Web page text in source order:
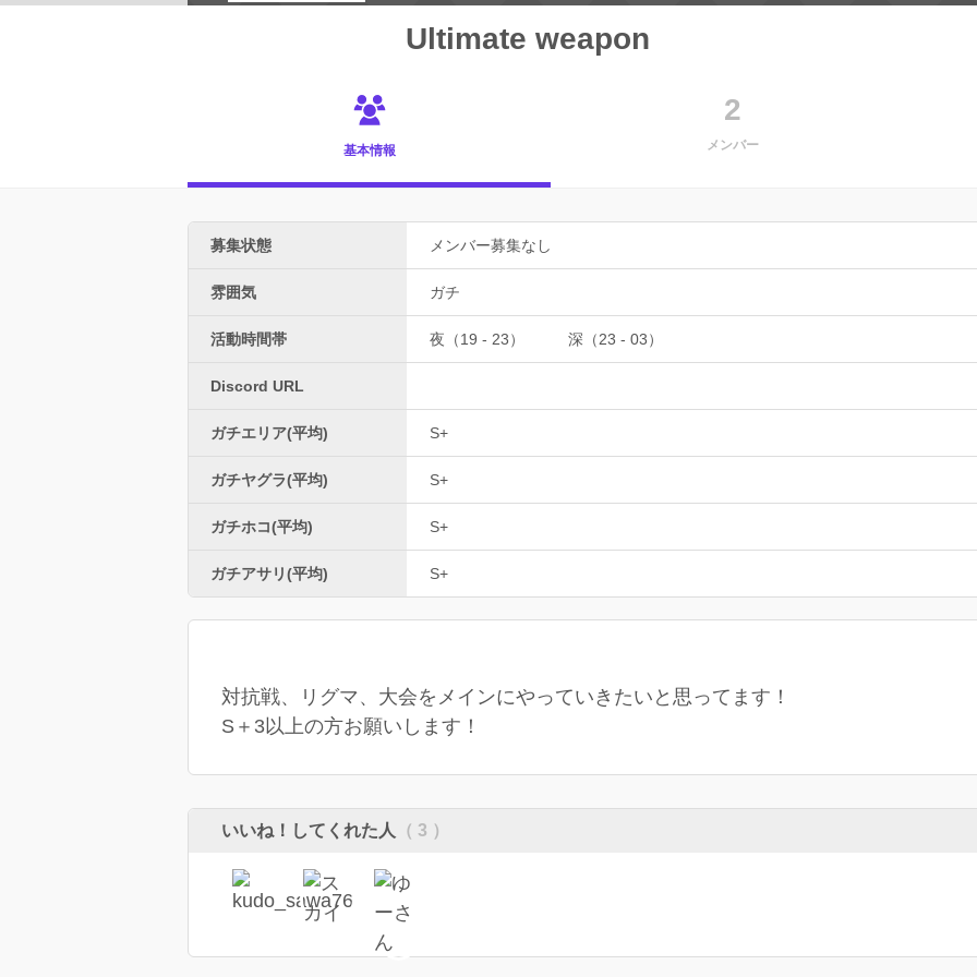
Ultimate weapon
基本情報
2
メンバー
募集状態 メンバー募集なし
雰囲気 ガチ
活動時間帯 夜（19 - 23） 深（23 - 03）
Discord URL
ガチエリア(平均) S+
ガチヤグラ(平均) S+
ガチホコ(平均) S+
ガチアサリ(平均) S+
対抗戦、リグマ、大会をメインにやっていきたいと思ってます！
S＋3以上の方お願いします！
いいね！してくれた人 （ 3 ）